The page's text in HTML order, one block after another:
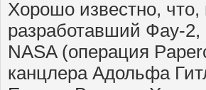
Хорошо известно,
разработавший Фау-
NASA (операция
канцлера Адольфа